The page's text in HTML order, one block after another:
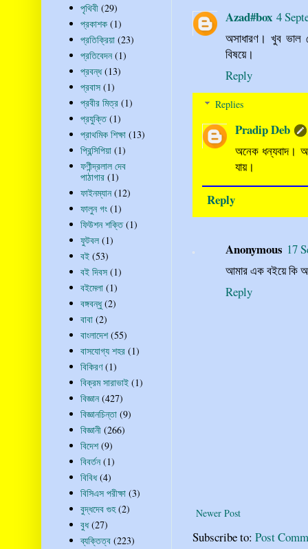
Azad#box 4
অসাধারণ। খুব ভাল
বিষয়ে।
Reply
Replies
Pradip Deb
অনেক ধন্যবাদ।
যায়।
Reply
Anonymous 17
আমার এক বইয়ে কি
Reply
Newer Post
Subscribe to: Post
পৃথিবী (29)
প্রকাশক (1)
প্রতিক্রিয়া (23)
প্রতিবেদন (1)
প্রবন্ধ (13)
প্রবাস (1)
প্রবীর মিত্র (1)
প্রযুক্তি (1)
প্রাথমিক শিক্ষা (13)
প্রিন্সিপিয়া (1)
ফণীন্দ্রলাল দেব
পাঠাগার (1)
ফাইনম্যান (12)
ফালুন গং (1)
ফিউশন শক্তি (1)
ফুটবল (1)
বই (53)
বই দিবস (1)
বইমেলা (1)
বঙ্গবন্ধু (2)
বাবা (2)
বাংলাদেশ (55)
বাসযোগ্য শহর (1)
বিকিরণ (1)
বিক্রম সারাভাই (1)
বিজ্ঞান (427)
বিজ্ঞানচিন্তা (9)
বিজ্ঞানী (266)
বিদেশ (9)
বিবর্তন (1)
বিবিধ (4)
বিসিএস পরীক্ষা (3)
বুদ্ধদেব গুহ (2)
বুধ (27)
ব্যক্তিত্ব (223)